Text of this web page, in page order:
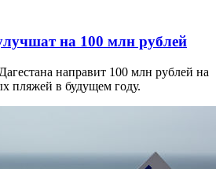
на 100 млн рублей
направит 100 млн рублей на
пляжей в будущем году.